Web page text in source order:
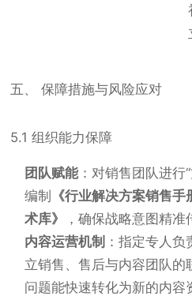
五、 保障措施与风险应对
5.1 组织能力保障
团队赋能：对销售团队进行
编制
《行业解决方案销售
术库》
，确保战略意图精准
内容运营机制 ：指定专人
立销售、售后与内容团队的
问题能快速转化为新的内容